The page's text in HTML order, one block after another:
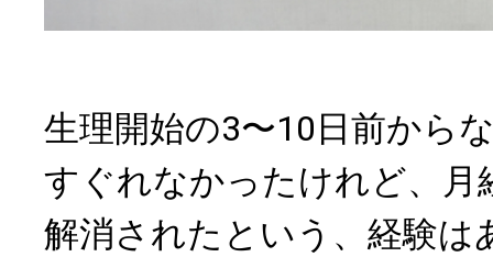
生理開始の3〜10日前から
すぐれなかったけれど、月
解消されたという、経験は